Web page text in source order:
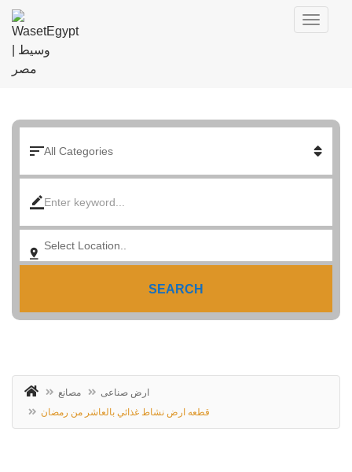
SEARCH
مصانع
ارض صناعى
قطعه ارض نشاط غذائي بالعاشر من رمضان